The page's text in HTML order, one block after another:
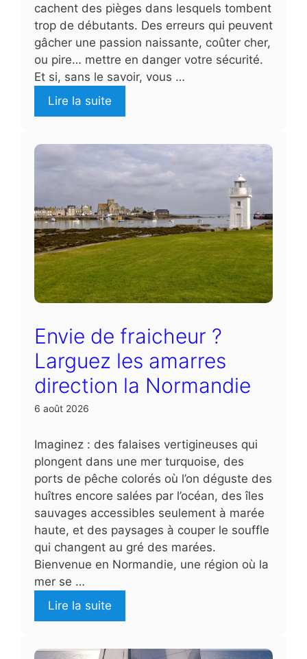
cachent des pièges dans lesquels tombent
trop de débutants. Des erreurs qui peuvent
gâcher une passion naissante, coûter cher,
ou pire… mettre en danger votre sécurité.
Et si, sans le savoir, vous …
Lire la suite
Envie de fraicheur ?
Larguez les amarres
direction la Normandie
6 août 2026
Imaginez : des falaises vertigineuses qui
plongent dans une mer turquoise, des
ports de pêche colorés où l’on déguste des
huîtres encore salées par l’océan, des îles
sauvages accessibles seulement à marée
haute, et des paysages à couper le souffle
qui changent au gré des marées.
Bienvenue en Normandie, une région où la
mer se …
Lire la suite